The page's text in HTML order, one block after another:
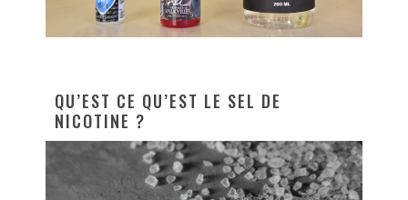
QU’EST CE QU’EST LE SEL DE
NICOTINE ?